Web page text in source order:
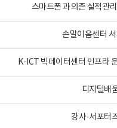
스마트폰 과의존 실적관
손말이음센터
K-ICT 빅데이터센터 인프라
디지털배
강사·서포터